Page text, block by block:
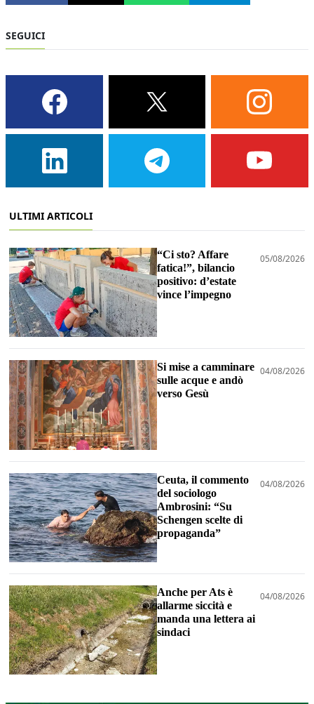
SEGUICI
ULTIMI ARTICOLI
“Ci sto? Affare
fatica!”, bilancio
positivo: d’estate
vince l’impegno
05/08/2026
Si mise a camminare
sulle acque e andò
verso Gesù
04/08/2026
Ceuta, il commento
del sociologo
Ambrosini: “Su
Schengen scelte di
propaganda”
04/08/2026
Anche per Ats è
allarme siccità e
manda una lettera ai
sindaci
04/08/2026